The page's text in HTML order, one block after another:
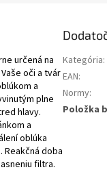
určená na
oči a tvár
a
plne
hlavy.
a
oblúka
doba
filtra.
Kategória:
EAN:
Normy:
Položka